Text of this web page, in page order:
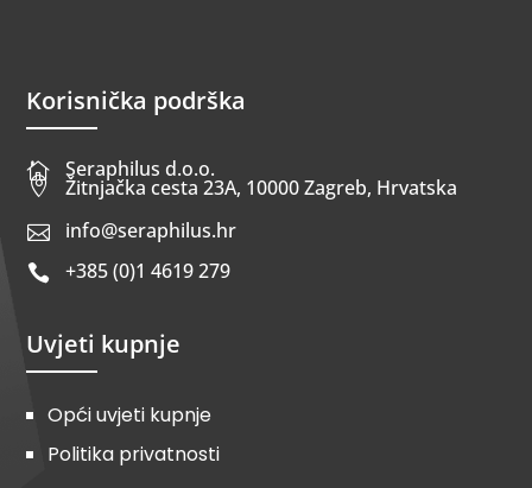
Korisnička podrška
 Seraphilus d.o.o.
 Žitnjačka cesta 23A, 10000 Zagreb, Hrvatska
 info@seraphilus.hr
 +385 (0)1 4619 279
Uvjeti kupnje
Opći uvjeti kupnje
Politika privatnosti